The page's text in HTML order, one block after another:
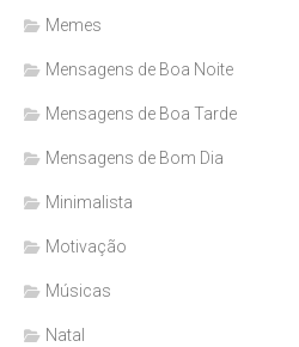
Memes
Mensagens de Boa Noite
Mensagens de Boa Tarde
Mensagens de Bom Dia
Minimalista
Motivação
Músicas
Natal